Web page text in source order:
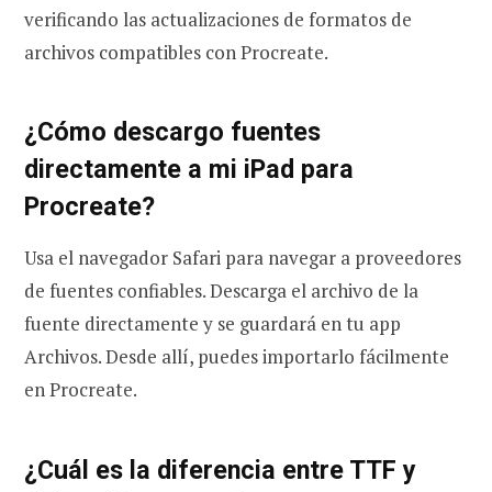
verificando las actualizaciones de formatos de
archivos compatibles con Procreate.
¿Cómo descargo fuentes
directamente a mi iPad para
Procreate?
Usa el navegador Safari para navegar a proveedores
de fuentes confiables. Descarga el archivo de la
fuente directamente y se guardará en tu app
Archivos. Desde allí, puedes importarlo fácilmente
en Procreate.
¿Cuál es la diferencia entre TTF y